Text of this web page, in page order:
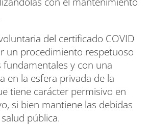
del certificado COVID
un procedimiento respetuoso
fundamentales y con una
en la esfera privada de la
tiene carácter permisivo en
si bien mantiene las debidas
pública.